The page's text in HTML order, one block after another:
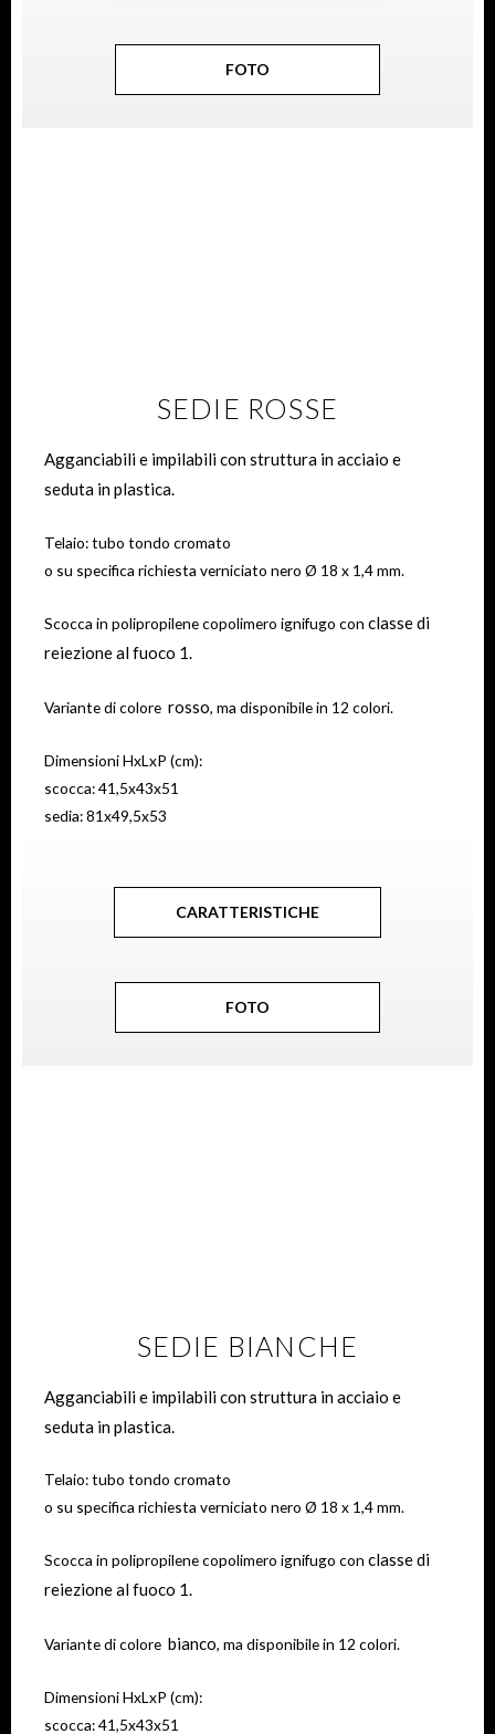
FOTO
SEDIE ROSSE
Agganciabili e impilabili con struttura in acciaio e
seduta in plastica.
Telaio: tubo tondo cromato
o su specifica richiesta verniciato nero Ø 18 x 1,4 mm.
Scocca in polipropilene copolimero ignifugo con classe di
reiezione al fuoco 1.
Variante di colore rosso, ma disponibile in 12 colori.
Dimensioni HxLxP (cm):
scocca: 41,5x43x51
sedia: 81x49,5x53
CARATTERISTICHE
FOTO
SEDIE BIANCHE
Agganciabili e impilabili con struttura in acciaio e
seduta in plastica.
Telaio: tubo tondo cromato
o su specifica richiesta verniciato nero Ø 18 x 1,4 mm.
Scocca in polipropilene copolimero ignifugo con classe di
reiezione al fuoco 1.
Variante di colore bianco, ma disponibile in 12 colori.
Dimensioni HxLxP (cm):
scocca: 41,5x43x51